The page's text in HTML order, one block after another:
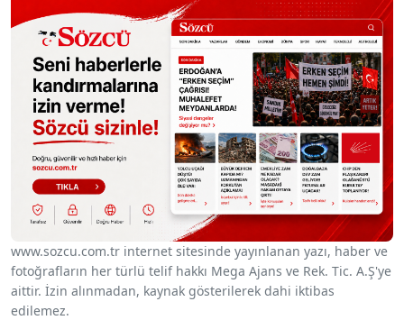
www.sozcu.com.tr internet sitesinde yayınlanan yazı, haber ve
fotoğrafların her türlü telif hakkı Mega Ajans ve Rek. Tic. A.Ş'ye
aittir. İzin alınmadan, kaynak gösterilerek dahi iktibas
edilemez.